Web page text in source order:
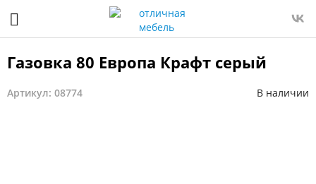
Газовка 80 Европа Крафт серый
Артикул: 08774 В наличии